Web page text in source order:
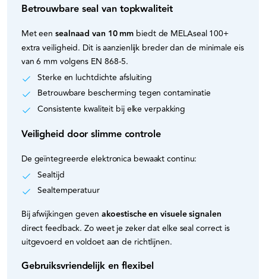
Betrouwbare seal van topkwaliteit
Met eensealnaad van 10 mm biedt de MELAseal 100+
extra veiligheid. Dit is aanzienlijk breder dan de minimale eis
van 6 mm volgens EN 868-5.
Sterke en lucht­dichte afsluiting
Betrouwbare bescherming tegen contaminatie
Consistente kwaliteit bij elke verpakking
Veiligheid door slimme controle
De geïntegreerde elektronica bewaakt continu:
Sealtijd
Sealtemperatuur
Bij afwijkingen geven akoestische en visuele signalen
direct feedback. Zo weet je zeker dat elke seal correct is
uitgevoerd en voldoet aan de richtlijnen.
Gebruiksvriendelijk en flexibel